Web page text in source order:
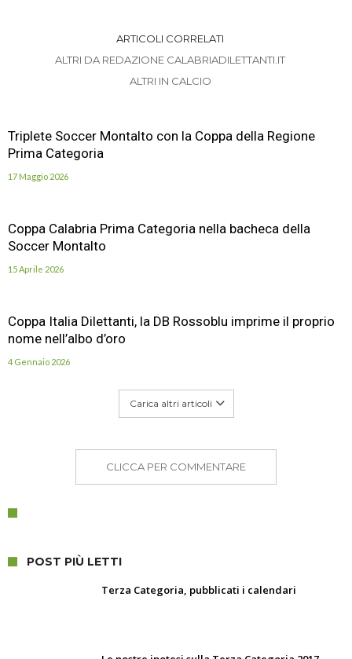
ARTICOLI CORRELATI
ALTRI DA REDAZIONE CALABRIADILETTANTI.IT
ALTRI IN CALCIO
Triplete Soccer Montalto con la Coppa della Regione
Prima Categoria
17 Maggio 2026
Coppa Calabria Prima Categoria nella bacheca della
Soccer Montalto
15 Aprile 2026
Coppa Italia Dilettanti, la DB Rossoblu imprime il proprio
nome nell’albo d’oro
4 Gennaio 2026
Carica altri articoli
CLICCA PER COMMENTARE
POST PIÙ LETTI
Terza Categoria, pubblicati i calendari